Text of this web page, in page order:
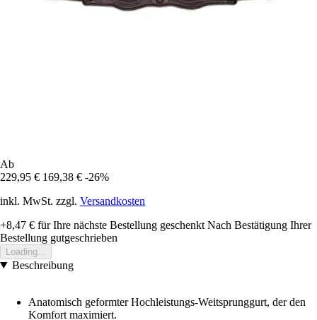
Ab
229,95 € 169,38 € -26%
inkl. MwSt. zzgl. Versandkosten
+8,47 € für Ihre nächste Bestellung geschenkt Nach Bestätigung Ihrer
Bestellung gutgeschrieben
Loading...
Beschreibung
Anatomisch geformter Hochleistungs-Weitsprunggurt, der den
Komfort maximiert.